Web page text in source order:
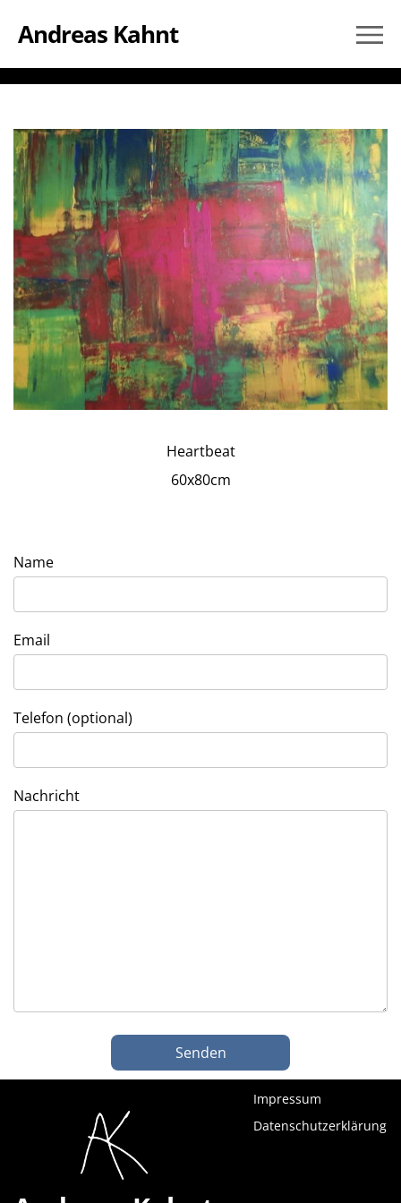
Andreas Kahnt
Heartbeat
60x80cm
Name
Email
Telefon (optional)
Nachricht
Impressum
Datenschutzerklärung